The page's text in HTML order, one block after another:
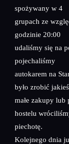
spożywany w 4
grupach ze
godzinie 20:00
udaliśmy się na
pojechaliśmy
autokarem na
było zrobić jakieś
małe zakupy
hostelu
piechotę.
Kolejnego dnia